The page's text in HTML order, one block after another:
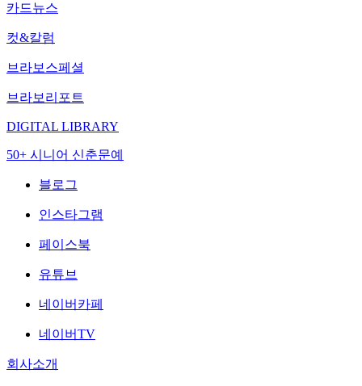
카드뉴스
컷&칼럼
브라보스페셜
브라보리포트
DIGITAL LIBRARY
50+ 시니어 신춘문예
블로그
인스타그램
페이스북
유튜브
네이버카페
네이버TV
회사소개